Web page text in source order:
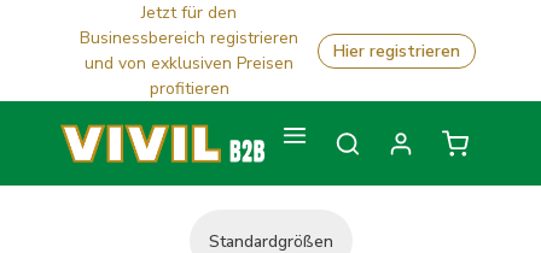
Zum Hauptinhalt springen
Jetzt für den
Businessbereich registrieren
und von exklusiven Preisen
profitieren
Hier registrieren
Standardgrößen